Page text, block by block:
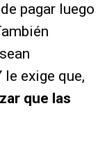
pagar luego
exige que,
que las